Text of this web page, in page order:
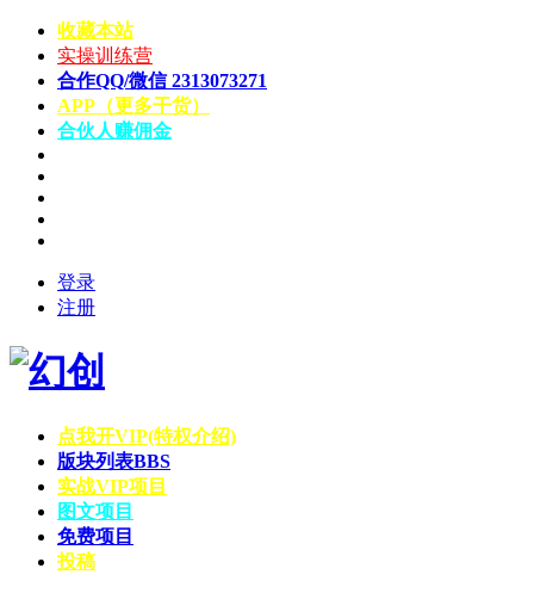
收藏本站
实操训练营
合作QQ/微信 2313073271
APP（更多干货）
合伙人赚佣金
登录
注册
点我开VIP(特权介绍)
版块列表BBS
实战VIP项目
图文项目
免费项目
投稿